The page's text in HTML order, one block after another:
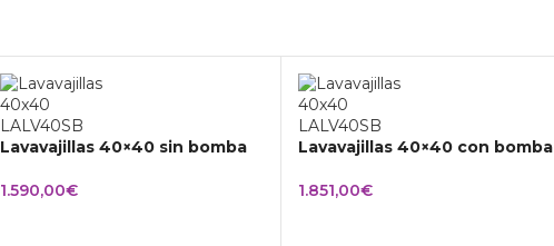
Lavavajillas 40×40 sin bomba
1.590,00€
Lavavajillas 40×40 con bomba
1.851,00€